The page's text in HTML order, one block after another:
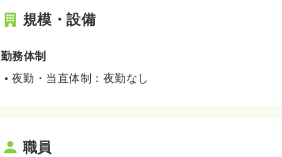
規模・設備
勤務体制
夜勤・当直体制：夜勤なし
職員